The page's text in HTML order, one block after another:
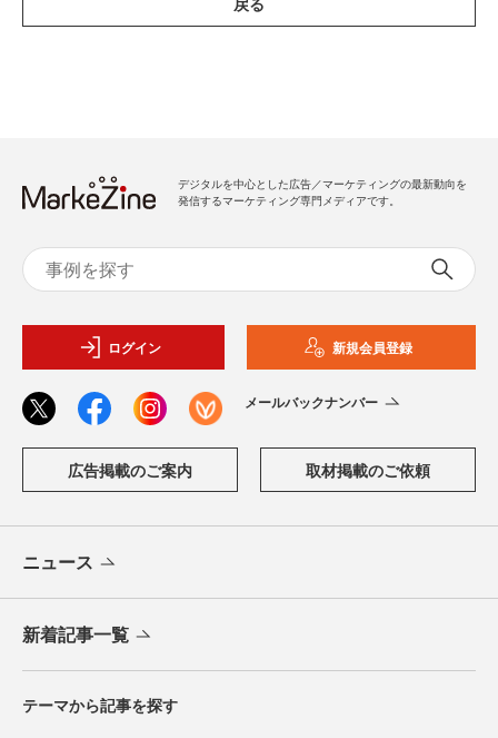
デジタルを中心とした広告／マーケティングの最新動向を
発信するマーケティング専門メディアです。
ログイン 新規会員登録
メールバックナンバー
広告掲載のご案内 取材掲載のご依頼
ニュース
新着記事一覧
テーマから記事を探す